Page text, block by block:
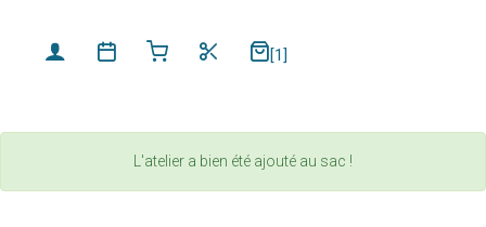
[1]
L'atelier a bien été ajouté au sac !